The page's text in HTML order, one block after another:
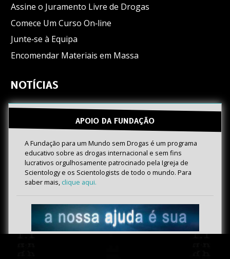
Assine o Juramento Livre de Drogas
Comece Um Curso On‑line
Junte‑se à Equipa
Encomendar Materiais em Massa
NOTÍCIAS
APOIO DA FUNDAÇÃO
A Fundação para um Mundo sem Drogas é um programa
educativo sobre as drogas internacional e sem fins
lucrativos orgulhosamente patrocinado pela Igreja de
Scientology e os Scientologists de todo o mundo. Para
saber mais, clique aqui.